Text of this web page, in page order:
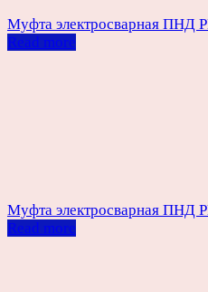
Муфта электросварная ПНД
Read more
Муфта электросварная ПНД
Read more